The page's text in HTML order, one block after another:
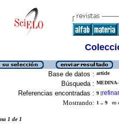
Base de datos : article
Búsqueda :
Referencias encontradas : 9 [refinar
Mostrando: 1 .. 9 en
1 de 1